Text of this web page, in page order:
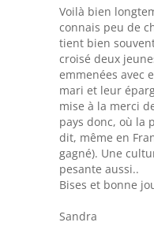
Voilà bien
connais peu de
tient bien
croisé deux
emmenées avec
mari et leur
mise à la merci
pays donc, où la
dit, même en
gagné). Une
pesante aussi..
Bises et bonne
Sandra